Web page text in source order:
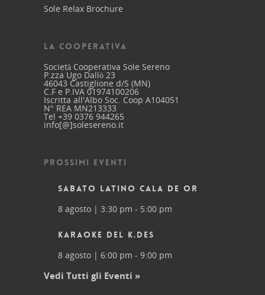
Sole Relax Brochure
LA COOPERATIVA
Società Cooperativa Sole Sereno
P.zza Ugo Dallò 23
46043 Castiglione d/S (MN)
C.F e P.IVA 01974100206
Iscritta all'Albo Soc. Coop A104051
N° REA MN213333
Tel +39 0376 944265
info[@]solesereno.it
PROSSIMI EVENTI
SABATO LATINO CALA DE OR
8 agosto | 3:30 pm - 5:00 pm
KARAOKE DEL K.DES
8 agosto | 6:00 pm - 9:00 pm
Vedi Tutti gli Eventi »